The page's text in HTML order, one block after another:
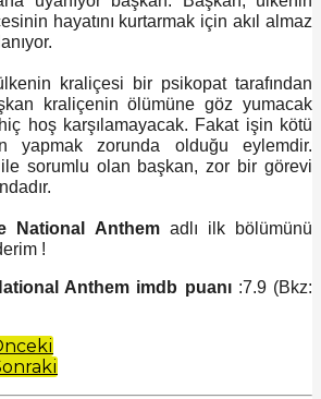
hayatını kurtarmak için akıl almaz
kraliçesi bir psikopat tarafından
kraliçenin ölümüne göz yumacak
hoş karşılamayacak. Fakat işin kötü
yapmak zorunda olduğu eylemdir.
sorumlu olan başkan, zor bir görevi
National Anthemadlı ilk bölümünü
!
Anthem imdb puanı:7.9 (Bkz: